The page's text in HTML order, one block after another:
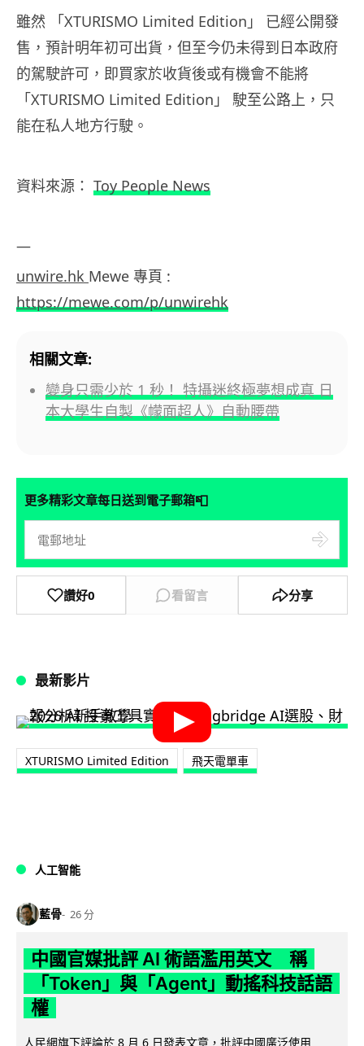
雖然 「XTURISMO Limited Edition」 已經公開發
售，預計明年初可出貨，但至今仍未得到日本政府
的駕駛許可，即買家於收貨後或有機會不能將
「XTURISMO Limited Edition」 駛至公路上，只
能在私人地方行駛。
資料來源： Toy People News
—
unwire.hk Mewe 專頁 :
https://mewe.com/p/unwirehk
相關文章:
變身只需少於 1 秒！ 特攝迷終極夢想成真 日
本大學生自製《幪面超人》自動腰帶
更多精彩文章每日送到電子郵箱📮
讚好0 看留言 分享
最新影片
XTURISMO Limited Edition 飛天電單車
人工智能
藍骨 26 分
中國官媒批評 AI 術語濫用英文 稱
「Token」與「Agent」動搖科技話語
權
人民網旗下評論於 8 月 6 日發表文章，批評中國廣泛使用